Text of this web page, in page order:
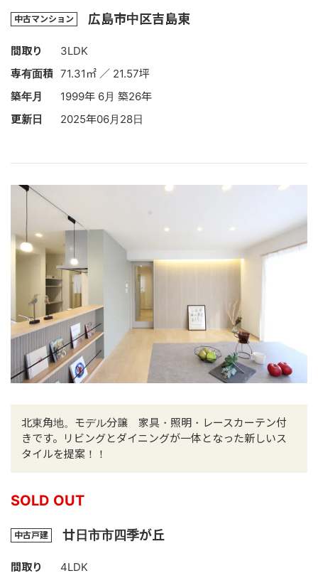
中古マンション 広島市中区吉島東
間取り
3LDK
専有面積 71.31㎡ ／ 21.57坪
築年月
1999年 6月 築26年
更新日
2025年06月28日
北東角地。モデル分譲 家具・照明・レースカーテン付
きです。リビングとダイニングが一体となった新しいス
タイルを提案！！
SOLD OUT
中古戸建 廿日市市四季が丘
間取り
4LDK